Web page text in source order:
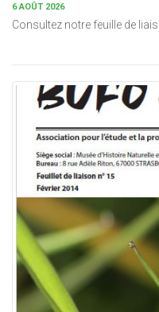
6 AOÛT 2026
Consultez notre feuille de